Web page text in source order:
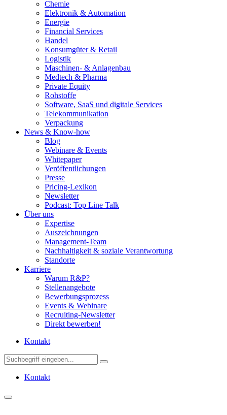
Chemie
Elektronik & Automation
Energie
Financial Services
Handel
Konsumgüter & Retail
Logistik
Maschinen- & Anlagenbau
Medtech & Pharma
Private Equity
Rohstoffe
Software, SaaS und digitale Services
Telekommunikation
Verpackung
News & Know-how
Blog
Webinare & Events
Whitepaper
Veröffentlichungen
Presse
Pricing-Lexikon
Newsletter
Podcast: Top Line Talk
Über uns
Expertise
Auszeichnungen
Management-Team
Nachhaltigkeit & soziale Verantwortung
Standorte
Karriere
Warum R&P?
Stellenangebote
Bewerbungsprozess
Events & Webinare
Recruiting-Newsletter
Direkt bewerben!
Kontakt
Kontakt